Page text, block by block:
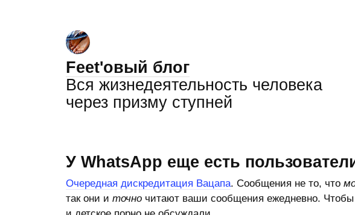
Feet'овый блог
Вся жизнедеятельность человека
через призму ступней
У WhatsApp еще есть
Очередная дискредитация Вацапа. Сообщения не то, что
так они и точночитают ваши сообщения ежедневно. Чтобы